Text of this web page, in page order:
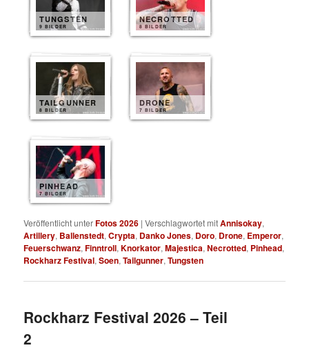
TUNGSTEN
9 BILDER
NECROTTED
8 BILDER
TAILGUNNER
8 BILDER
DRONE
7 BILDER
PINHEAD
7 BILDER
Veröffentlicht unterFotos 2026 |Verschlagwortet mitAnnisokay,
Artillery, Ballenstedt,Crypta, Danko Jones, Doro, Drone, Emperor,
Feuerschwanz,Finntroll,Knorkator,Majestica,Necrotted, Pinhead,
Rockharz Festival,Soen,Tailgunner,Tungsten
Rockharz Festival 2026 – Teil
2